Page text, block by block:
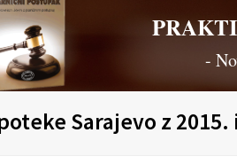
-
Sarajevo z 2015.